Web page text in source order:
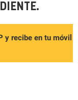
y recibe en tu móvil